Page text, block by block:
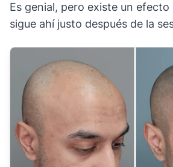
Es genial, pero existe un
sigue ahí justo después de la